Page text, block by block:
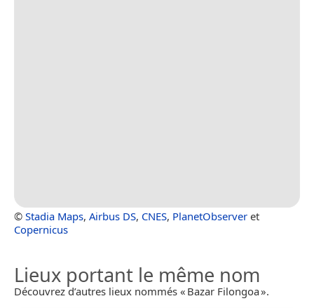
© Stadia Maps, Airbus DS, CNES, PlanetObserver et
Copernicus
Lieux portant le même nom
Découvrez d’autres lieux nommés « Bazar Filongoa ».